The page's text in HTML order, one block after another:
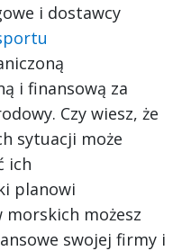
i dostawcy
i finansową za
Czy wiesz, że
sytuacji może
ich
planowi
morskich możesz
swojej firmy i